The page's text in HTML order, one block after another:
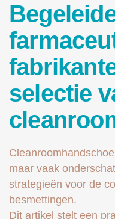
selectie
maar vaak
strategieën voor de
besmettingen.
Dit artikel stelt een